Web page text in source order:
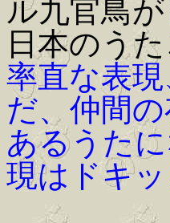
ル九官鳥
日本のう
率直な表
だ、仲間
あるうた
現はドキッ